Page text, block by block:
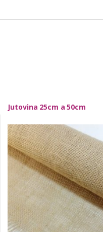
Jutovina 25cm a 50cm